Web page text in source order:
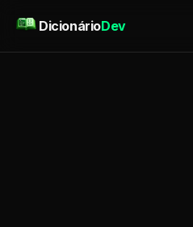
DicionárioDev